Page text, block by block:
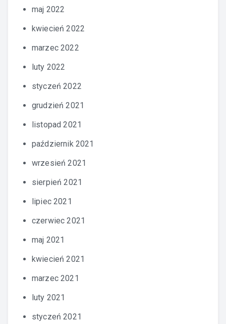
maj 2022
kwiecień 2022
marzec 2022
luty 2022
styczeń 2022
grudzień 2021
listopad 2021
październik 2021
wrzesień 2021
sierpień 2021
lipiec 2021
czerwiec 2021
maj 2021
kwiecień 2021
marzec 2021
luty 2021
styczeń 2021